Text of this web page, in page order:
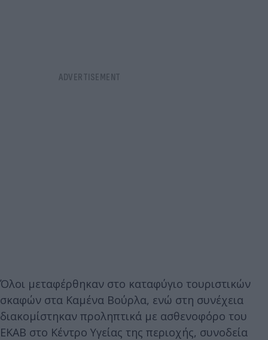
Όλοι μεταφέρθηκαν στο καταφύγιο τουριστικών
σκαφών στα Καμένα Βούρλα, ενώ στη συνέχεια
διακομίστηκαν προληπτικά με ασθενοφόρο του
ΕΚΑΒ στο Κέντρο Υγείας της περιοχής, συνοδεία